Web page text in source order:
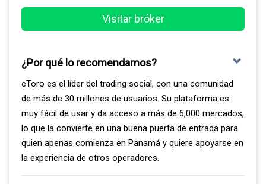
complemento Advanced Trading Tools para MT4 suma
20 herramientas adicionales, entre ellas las Stealth
salida del mercado.
Visitar bróker
¿Por qué lo recomendamos?
eToro es el líder del trading social, con una comunidad
de más de 30 millones de usuarios. Su plataforma es
muy fácil de usar y da acceso a más de 6,000 mercados,
lo que la convierte en una buena puerta de entrada para
quien apenas comienza en Panamá y quiere apoyarse en
la experiencia de otros operadores.